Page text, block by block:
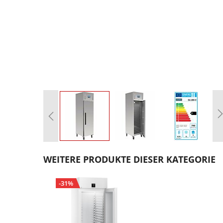
Anfang
Bildgalerie
springen
WEITERE PRODUKTE DIESER KATEGORIE
-31%